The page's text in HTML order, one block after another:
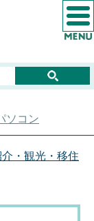
ソコン
・観光・移住